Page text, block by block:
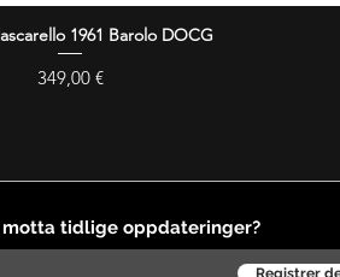
Hurtigvisning1961 Barolo DOCG
Pris
349,00 €
motta tidlige oppdateringer?
Registrer